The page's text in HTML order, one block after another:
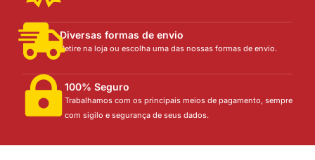
Diversas formas de envio
Retire na loja ou escolha uma das nossas formas de envio.
100% Seguro
Trabalhamos com os principais meios de pagamento, sempre
com sigilo e segurança de seus dados.